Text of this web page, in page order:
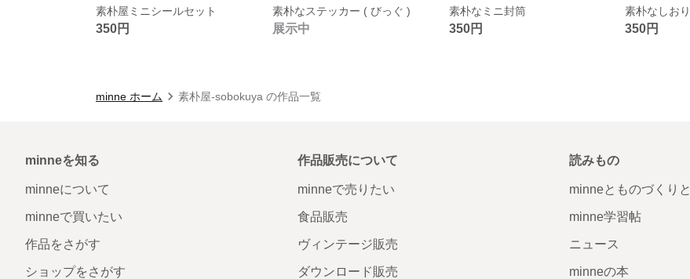
素朴屋ミニシールセット
350円
素朴なステッカー ( びっぐ )
展示中
素朴なミニ封筒
350円
素朴なしおり
350円
minne ホーム 素朴屋-sobokuya の作品一覧
minneを知る
minneについて
minneで買いたい
作品をさがす
ショップをさがす
作品販売について
minneで売りたい
食品販売
ヴィンテージ販売
ダウンロード販売
読みもの
minneとものづくりと
minne学習帖
ニュース
minneの本